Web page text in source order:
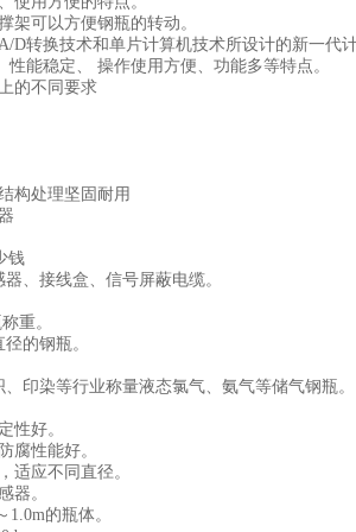
架可以方便钢瓶的转动。
D转换技术和单片计算机技术所设计的新一代计
能稳定、 操作使用方便、功能多等特点。
的不同要求
构处理坚固耐用
、接线盒、信号屏蔽电缆。
重。
的钢瓶。
印染等行业称量液态氯气、氨气等储气钢瓶。
性好。
腐性能好。
适应不同直径。
器。
的瓶体。